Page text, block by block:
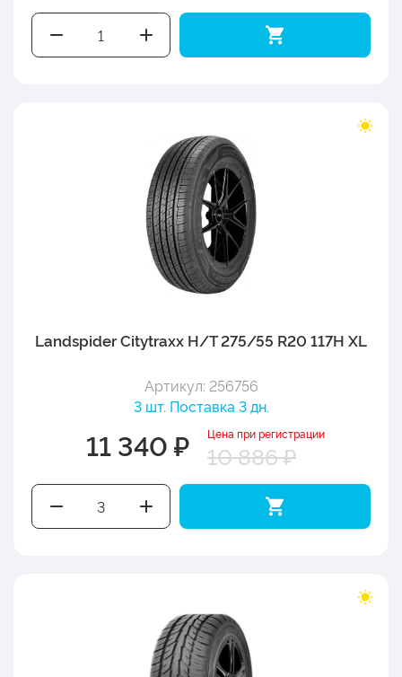
Landspider Citytraxx H/T 275/55 R20 117H XL
Артикул: 256756
3 шт. Поставка 3 дн.
11 340 ₽ Цена при регистрации
10 886 ₽